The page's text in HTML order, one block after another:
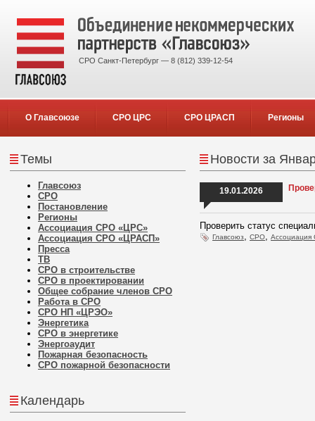
СРО Санкт-Петербург — 8 (812) 339-12-54
О Главсоюзе СРО ЦРС СРО ЦРАСП Регионы
Темы
Главсоюз
СРО
Постановление
Регионы
Ассоциация СРО «ЦРС»
Ассоциация СРО «ЦРАСП»
Пресса
ТВ
СРО в строительстве
СРО в проектировании
Общее собрание членов СРО
Работа в СРО
СРО НП «ЦРЭО»
Энергетика
СРО в энергетике
Энергоаудит
Пожарная безопасность
СРО пожарной безопасности
Календарь
Новости за
19.01.2026
Проверить статус
Главсоюз, СРО,